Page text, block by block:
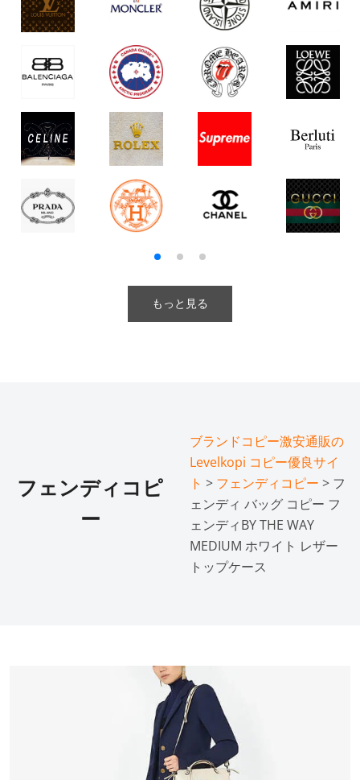
もっと見る
フェンディコピ
ー
ブランドコピー激安通販の
Levelkopi コピー優良サイ
ト > フェンディコピー > フ
ェンディ バッグ コピー フ
ェンディBY THE WAY
MEDIUM ホワイト レザー
トップケース